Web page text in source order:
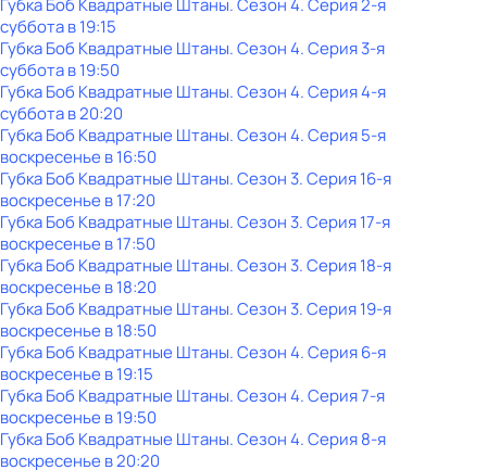
Губка Боб Квадратные Штаны. Сезон 4. Серия 2-я
субботав19:15
Губка Боб Квадратные Штаны. Сезон 4. Серия 3-я
субботав19:50
Губка Боб Квадратные Штаны. Сезон 4. Серия 4-я
субботав20:20
Губка Боб Квадратные Штаны. Сезон 4. Серия 5-я
воскресенье в16:50
Губка Боб Квадратные Штаны. Сезон 3. Серия 16-я
воскресенье в17:20
Губка Боб Квадратные Штаны. Сезон 3. Серия 17-я
воскресенье в17:50
Губка Боб Квадратные Штаны. Сезон 3. Серия 18-я
воскресенье в18:20
Губка Боб Квадратные Штаны. Сезон 3. Серия 19-я
воскресенье в18:50
Губка Боб Квадратные Штаны. Сезон 4. Серия 6-я
воскресенье в19:15
Губка Боб Квадратные Штаны. Сезон 4. Серия 7-я
воскресенье в19:50
Губка Боб Квадратные Штаны. Сезон 4. Серия 8-я
воскресенье в20:20